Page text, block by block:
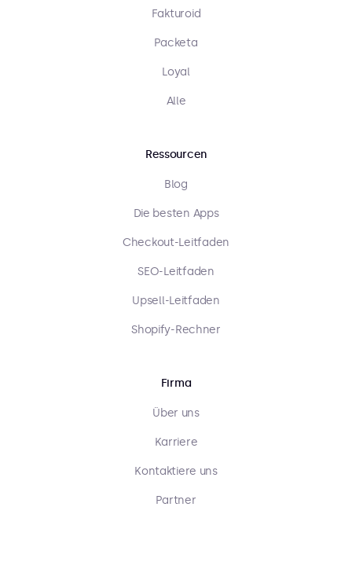
Fakturoid
Packeta
Loyal
Alle
Ressourcen
Blog
Die besten Apps
Checkout-Leitfaden
SEO-Leitfaden
Upsell-Leitfaden
Shopify-Rechner
Firma
Über uns
Karriere
Kontaktiere uns
Partner